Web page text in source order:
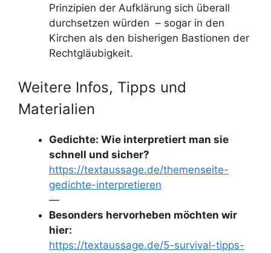
Prinzipien der Aufklärung sich überall
durchsetzen würden – sogar in den
Kirchen als den bisherigen Bastionen der
Rechtgläubigkeit.
Weitere Infos, Tipps und
Materialien
Gedichte: Wie interpretiert man sie
schnell und sicher?
https://textaussage.de/themenseite-
gedichte-interpretieren
—
Besonders hervorheben möchten wir
hier:
https://textaussage.de/5-survival-tipps-